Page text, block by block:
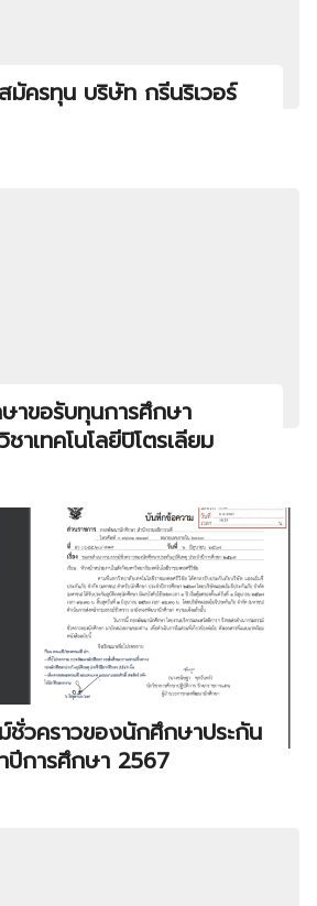
มัครทุน บริษัท กรีนริเวอร์
าขอรับทุนการศึกษา
าเทคโนโลยีปิโตรเลียม
ชั่วคราวของนักศึกษาประกัน
ปีการศึกษา 2567